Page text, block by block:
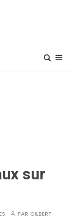
sur
PAR GILBERT